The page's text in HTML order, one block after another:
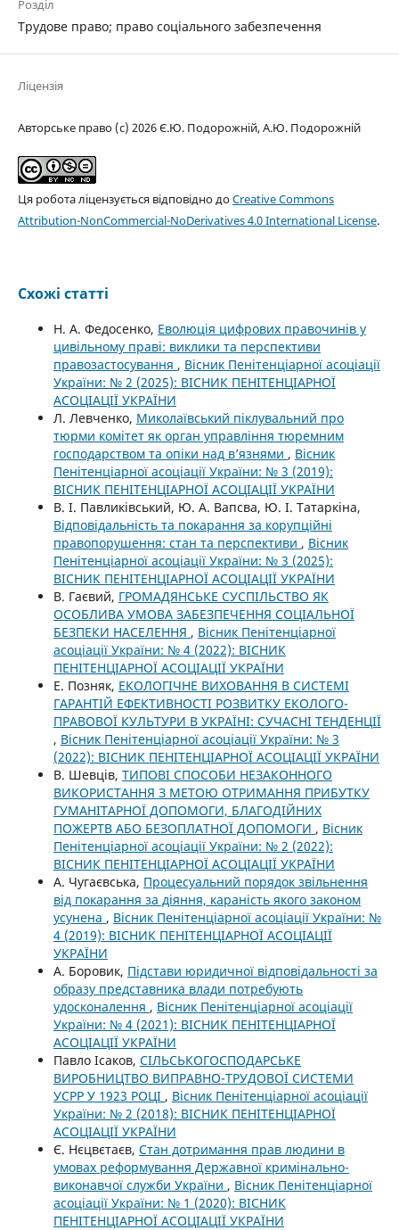
Розділ
Трудове право; право соціального забезпечення
Ліцензія
Авторське право (c) 2026 Є.Ю. Подорожній, А.Ю. Подорожній
Ця робота ліцензується відповідно доCreative Commons
Attribution-NonCommercial-NoDerivatives 4.0 International License.
Схожі статті
Н. А. Федосенко, Еволюція цифрових правочинів у
цивільному праві: виклики та перспективи
правозастосування , Вісник Пенітенціарної асоціації
України: № 2 (2025): ВІСНИК ПЕНІТЕНЦІАРНОЇ
АСОЦІАЦІЇ УКРАЇНИ
Л. Левченко, Миколаївський піклувальний про
тюрми комітет як орган управління тюремним
господарством та опіки над в’язнями , Вісник
Пенітенціарної асоціації України: № 3 (2019):
ВІСНИК ПЕНІТЕНЦІАРНОЇ АСОЦІАЦІЇ УКРАЇНИ
В. І. Павликівський, Ю. А. Вапсва, Ю. І. Татаркіна,
Відповідальність та покарання за корупційні
правопорушення: стан та перспективи , Вісник
Пенітенціарної асоціації України: № 3 (2025):
ВІСНИК ПЕНІТЕНЦІАРНОЇ АСОЦІАЦІЇ УКРАЇНИ
В. Гаєвий, ГРОМАДЯНСЬКЕ СУСПІЛЬСТВО ЯК
ОСОБЛИВА УМОВА ЗАБЕЗПЕЧЕННЯ СОЦІАЛЬНОЇ
БЕЗПЕКИ НАСЕЛЕННЯ , Вісник Пенітенціарної
асоціації України: № 4 (2022): ВІСНИК
ПЕНІТЕНЦІАРНОЇ АСОЦІАЦІЇ УКРАЇНИ
Е. Позняк, ЕКОЛОГІЧНЕ ВИХОВАННЯ В СИСТЕМІ
ГАРАНТІЙ ЕФЕКТИВНОСТІ РОЗВИТКУ ЕКОЛОГО-
ПРАВОВОЇ КУЛЬТУРИ В УКРАЇНІ: СУЧАСНІ ТЕНДЕНЦІЇ
, Вісник Пенітенціарної асоціації України: № 3
(2022): ВІСНИК ПЕНІТЕНЦІАРНОЇ АСОЦІАЦІЇ УКРАЇНИ
В. Шевців, ТИПОВІ СПОСОБИ НЕЗАКОННОГО
ВИКОРИСТАННЯ З МЕТОЮ ОТРИМАННЯ ПРИБУТКУ
ГУМАНІТАРНОЇ ДОПОМОГИ, БЛАГОДІЙНИХ
ПОЖЕРТВ АБО БЕЗОПЛАТНОЇ ДОПОМОГИ , Вісник
Пенітенціарної асоціації України: № 2 (2022):
ВІСНИК ПЕНІТЕНЦІАРНОЇ АСОЦІАЦІЇ УКРАЇНИ
А. Чугаєвська, Процесуальний порядок звільнення
від покарання за діяння, караність якого законом
усунена , Вісник Пенітенціарної асоціації України: №
4 (2019): ВІСНИК ПЕНІТЕНЦІАРНОЇ АСОЦІАЦІЇ
УКРАЇНИ
А. Боровик, Підстави юридичної відповідальності за
образу представника влади потребують
удосконалення , Вісник Пенітенціарної асоціації
України: № 4 (2021): ВІСНИК ПЕНІТЕНЦІАРНОЇ
АСОЦІАЦІЇ УКРАЇНИ
Павло Ісаков, СІЛЬСЬКОГОСПОДАРСЬКЕ
ВИРОБНИЦТВО ВИПРАВНО-ТРУДОВОЇ СИСТЕМИ
УСРР У 1923 РОЦІ , Вісник Пенітенціарної асоціації
України: № 2 (2018): ВІСНИК ПЕНІТЕНЦІАРНОЇ
АСОЦІАЦІЇ УКРАЇНИ
Є. Нєцвєтаєв, Стан дотримання прав людини в
умовах реформування Державної кримінально-
виконавчої служби України , Вісник Пенітенціарної
асоціації України: № 1 (2020): ВІСНИК
ПЕНІТЕНЦІАРНОЇ АСОЦІАЦІЇ УКРАЇНИ